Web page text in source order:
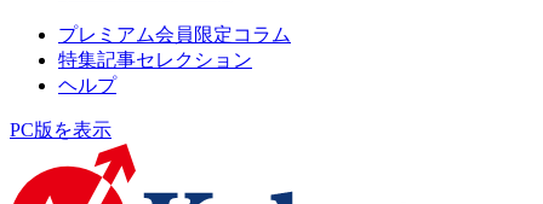
プレミアム会員限定コラム
特集記事セレクション
ヘルプ
PC版を表示